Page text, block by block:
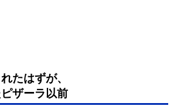
たはずが、
ザーラ以前